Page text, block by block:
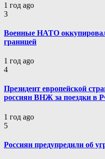
1 год ago
3
Военные НАТО
границей
1 год ago
4
Президент европейской
россиян ВНЖ за поездки в
1 год ago
5
Россиян предупредили об